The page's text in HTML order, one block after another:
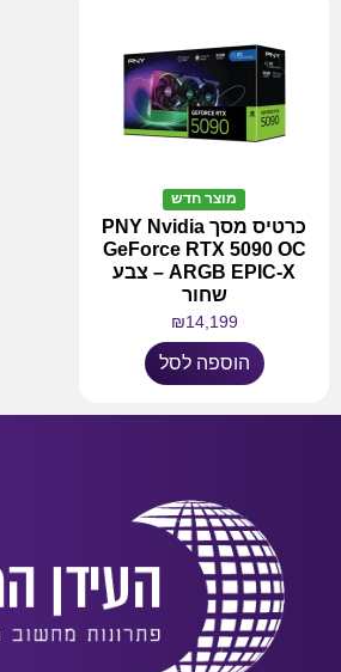
מוצר חדש
כרטיס מסך PNY Nvidia
GeForce RTX 5090 OC
ARGB EPIC-X – צבע
שחור
₪14,199
הוספה לסל